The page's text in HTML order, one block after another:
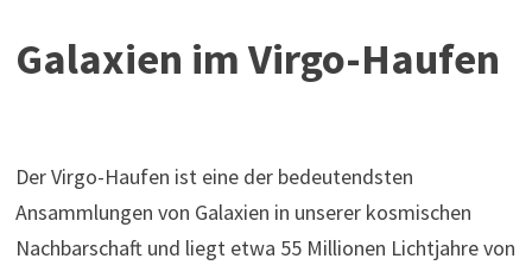
Galaxien im Virgo-Haufen
Der Virgo-Haufen ist eine der bedeutendsten
Ansammlungen von Galaxien in unserer kosmischen
Nachbarschaft und liegt etwa 55 Millionen Lichtjahre von